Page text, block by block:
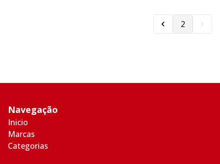
2
Navegação
Inicio
Marcas
Categorias